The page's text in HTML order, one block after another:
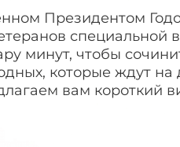
Президентом
минут, чтобы
которые ждут
вам короткий